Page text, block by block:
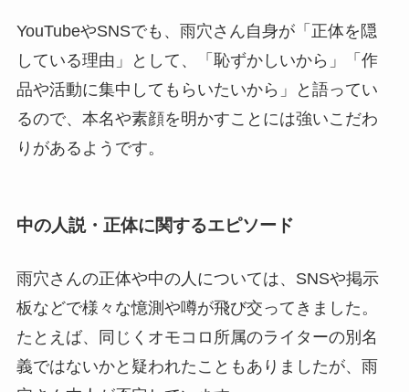
YouTubeやSNSでも、雨穴さん自身が「正体を隠
している理由」として、「恥ずかしいから」「作
品や活動に集中してもらいたいから」と語ってい
るので、本名や素顔を明かすことには強いこだわ
りがあるようです。
中の人説・正体に関するエピソード
雨穴さんの正体や中の人については、SNSや掲示
板などで様々な憶測や噂が飛び交ってきました。
たとえば、同じくオモコロ所属のライターの別名
義ではないかと疑われたこともありましたが、雨